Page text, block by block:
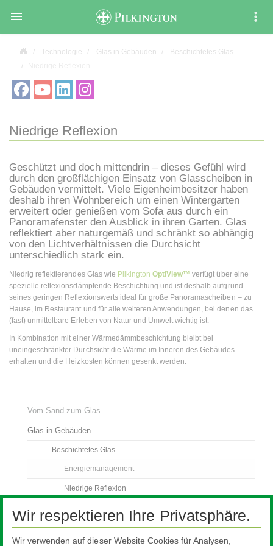

Technologie Glas in Gebäuden
Beschichtetes Glas
Niedrige Reflexion
Geschützt und doch mittendrin – dieses Gefühl wird
durch den großflächigen Einsatz von Glasscheiben in
Gebäuden vermittelt. Viele Eigenheimbesitzer haben
deshalb ihren Wohnbereich um einen Wintergarten
erweitert oder genießen vom Sofa aus durch ein
Panoramafenster den Ausblick in ihren Garten. Glas
reflektiert aber naturgemäß und schränkt so abhängig
von den Lichtverhältnissen die Durchsicht
unterschiedlich stark ein.
Niedrig reflektierendes Glas wie PilkingtonOptiView™ verfügt über eine
spezielle reflexionsdämpfende Beschichtung und ist deshalb aufgrund
seines geringen Reflexionswerts ideal für große Panoramascheiben – zu
Hause, im Restaurant und für alle weiteren Anwendungen, bei denen das
(fast) unmittelbare Erleben von Natur und Umwelt wichtig ist.
In Kombination mit einer Wärmedämmbeschichtung bleibt bei
uneingeschränkter Durchsicht die Wärme im Inneren des Gebäudes
erhalten und die Heizkosten können gesenkt werden.
Vom Sand zum Glas
Glas in Gebäuden
Beschichtetes Glas
Energiemanagement
Niedrige Reflexion
Sicherheit und Schutz
Wir respektieren Ihre Privatsphäre.
Wir verwenden auf dieser Website Cookies für Analysen,